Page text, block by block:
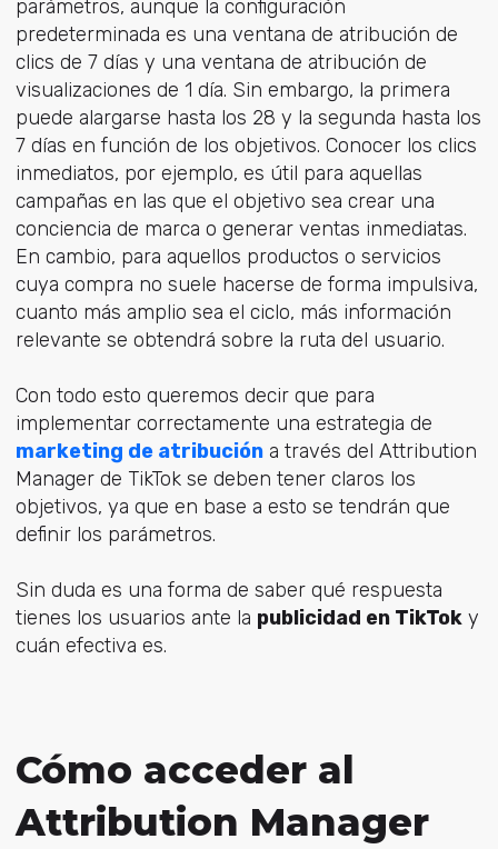
parámetros, aunque la configuración
predeterminada es una ventana de atribución de
clics de 7 días y una ventana de atribución de
visualizaciones de 1 día. Sin embargo, la primera
puede alargarse hasta los 28 y la segunda hasta los
7 días en función de los objetivos. Conocer los clics
inmediatos, por ejemplo, es útil para aquellas
campañas en las que el objetivo sea crear una
conciencia de marca o generar ventas inmediatas.
En cambio, para aquellos productos o servicios
cuya compra no suele hacerse de forma impulsiva,
cuanto más amplio sea el ciclo, más información
relevante se obtendrá sobre la ruta del usuario.
Con todo esto queremos decir que para
implementar correctamente una estrategia de
marketing de atribucióna través del Attribution
Manager de TikTok se deben tener claros los
objetivos, ya que en base a esto se tendrán que
definir los parámetros.
Sin duda es una forma de saber qué respuesta
tienes los usuarios ante la publicidad en TikToky
cuán efectiva es.
Cómo acceder al
Attribution Manager